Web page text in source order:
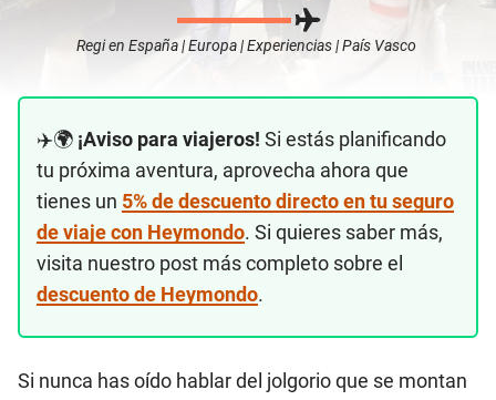
Regien España|Europa|Experiencias|País Vasco
✈️🌍 ¡Aviso para viajeros! Si estás planificando
tu próxima aventura, aprovecha ahora que
tienes un 5% de descuento directo en tu seguro
de viaje con Heymondo. Si quieres saber más,
visita nuestro post más completo sobre el
descuento de Heymondo.
Si nunca has oído hablar del jolgorio que se montan